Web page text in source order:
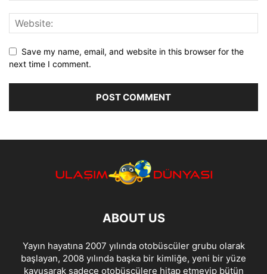
Save my name, email, and website in this browser for the
next time I comment.
ABOUT US
Yayın hayatına 2007 yılında otobüscüler grubu olarak
başlayan, 2008 yılında başka bir kimliğe, yeni bir yüze
kavuşarak sadece otobüsçülere hitap etmeyip bütün